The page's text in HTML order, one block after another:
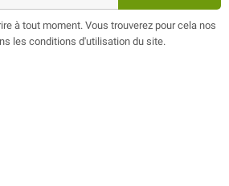
à tout moment. Vous trouverez pour cela nos
les conditions d'utilisation du site.